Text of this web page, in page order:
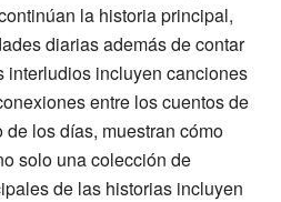
la historia principal,
diarias además de contar
interludios incluyen canciones
entre los cuentos de
los días, muestran cómo
solo una colección de
de las historias incluyen